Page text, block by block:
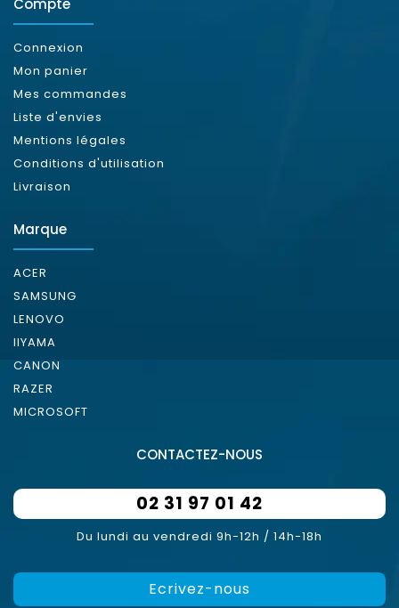
Compte
Connexion
Mon panier
Mes commandes
Liste d'envies
Mentions légales
Conditions d'utilisation
Livraison
Marque
ACER
SAMSUNG
LENOVO
IIYAMA
CANON
RAZER
MICROSOFT
CONTACTEZ-NOUS
02 31 97 01 42
Du lundi au vendredi 9h-12h / 14h-18h
Ecrivez-nous